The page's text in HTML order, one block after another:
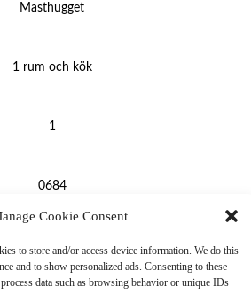
Cookie Consent
to store and/or access device information. We do this
and to show personalized ads. Consenting to these
data such as browsing behavior or unique IDs
Masthugget
1 rum och kök
1
0684
Flerbostadshus